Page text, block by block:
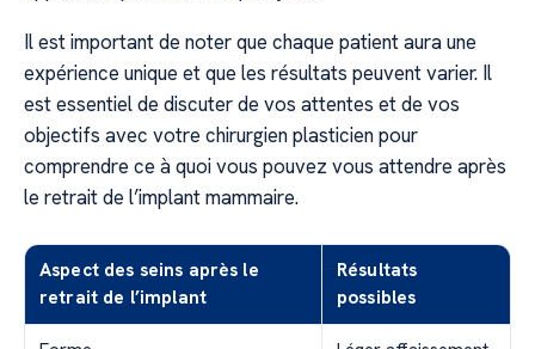
Il est important de noter que chaque patient aura une
expérience unique et que les résultats peuvent varier. Il
est essentiel de discuter de vos attentes et de vos
objectifs avec votre chirurgien plasticien pour
comprendre ce à quoi vous pouvez vous attendre après
le retrait de l’implant mammaire.
Aspect des seins après le
retrait de l’implant
Résultats
possibles